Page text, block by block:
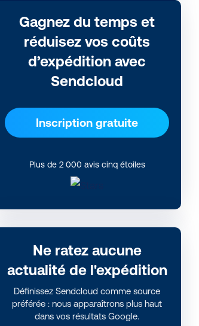
Gagnez du temps et
réduisez vos coûts
d’expédition avec
Sendcloud
Inscription gratuite
Plus de 2 000 avis cinq étoiles
Ne ratez aucune
actualité de l'expédition
Définissez Sendcloud comme source
préférée : nous apparaîtrons plus haut
dans vos résultats Google.